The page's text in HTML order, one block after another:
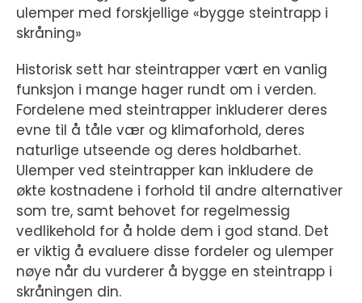
ulemper med forskjellige «bygge steintrapp i
skråning»
Historisk sett har steintrapper vært en vanlig
funksjon i mange hager rundt om i verden.
Fordelene med steintrapper inkluderer deres
evne til å tåle vær og klimaforhold, deres
naturlige utseende og deres holdbarhet.
Ulemper ved steintrapper kan inkludere de
økte kostnadene i forhold til andre alternativer
som tre, samt behovet for regelmessig
vedlikehold for å holde dem i god stand. Det
er viktig å evaluere disse fordeler og ulemper
nøye når du vurderer å bygge en steintrapp i
skråningen din.